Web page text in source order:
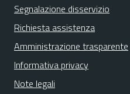
Segnalazione disservizio
Richiesta assistenza
Amministrazione trasparente
Informativa privacy
Note legali